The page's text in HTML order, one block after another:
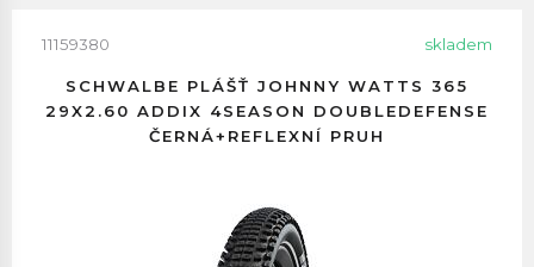
11159380 skladem
SCHWALBE PLÁŠŤ JOHNNY WATTS 365
29X2.60 ADDIX 4SEASON DOUBLEDEFENSE
ČERNÁ+REFLEXNÍ PRUH